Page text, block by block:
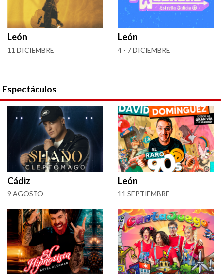
León
11 DICIEMBRE
León
4 - 7 DICIEMBRE
Espectáculos
Cádiz
9 AGOSTO
León
11 SEPTIEMBRE